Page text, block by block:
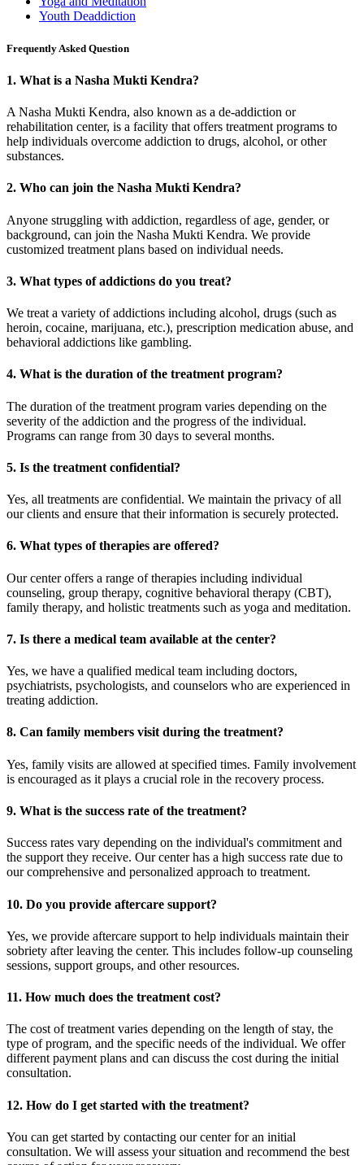
Youth Deaddiction
Frequently Asked Question
1. What is a Nasha Mukti Kendra?
A Nasha Mukti Kendra, also known as a de-addiction or
rehabilitation center, is a facility that offers treatment programs to
help individuals overcome addiction to drugs, alcohol, or other
substances.
2. Who can join the Nasha Mukti Kendra?
Anyone struggling with addiction, regardless of age, gender, or
background, can join the Nasha Mukti Kendra. We provide
customized treatment plans based on individual needs.
3. What types of addictions do you treat?
We treat a variety of addictions including alcohol, drugs (such as
heroin, cocaine, marijuana, etc.), prescription medication abuse, and
behavioral addictions like gambling.
4. What is the duration of the treatment program?
The duration of the treatment program varies depending on the
severity of the addiction and the progress of the individual.
Programs can range from 30 days to several months.
5. Is the treatment confidential?
Yes, all treatments are confidential. We maintain the privacy of all
our clients and ensure that their information is securely protected.
6. What types of therapies are offered?
Our center offers a range of therapies including individual
counseling, group therapy, cognitive behavioral therapy (CBT),
family therapy, and holistic treatments such as yoga and meditation.
7. Is there a medical team available at the center?
Yes, we have a qualified medical team including doctors,
psychiatrists, psychologists, and counselors who are experienced in
treating addiction.
8. Can family members visit during the treatment?
Yes, family visits are allowed at specified times. Family involvement
is encouraged as it plays a crucial role in the recovery process.
9. What is the success rate of the treatment?
Success rates vary depending on the individual's commitment and
the support they receive. Our center has a high success rate due to
our comprehensive and personalized approach to treatment.
10. Do you provide aftercare support?
Yes, we provide aftercare support to help individuals maintain their
sobriety after leaving the center. This includes follow-up counseling
sessions, support groups, and other resources.
11. How much does the treatment cost?
The cost of treatment varies depending on the length of stay, the
type of program, and the specific needs of the individual. We offer
different payment plans and can discuss the cost during the initial
consultation.
12. How do I get started with the treatment?
You can get started by contacting our center for an initial
consultation. We will assess your situation and recommend the best